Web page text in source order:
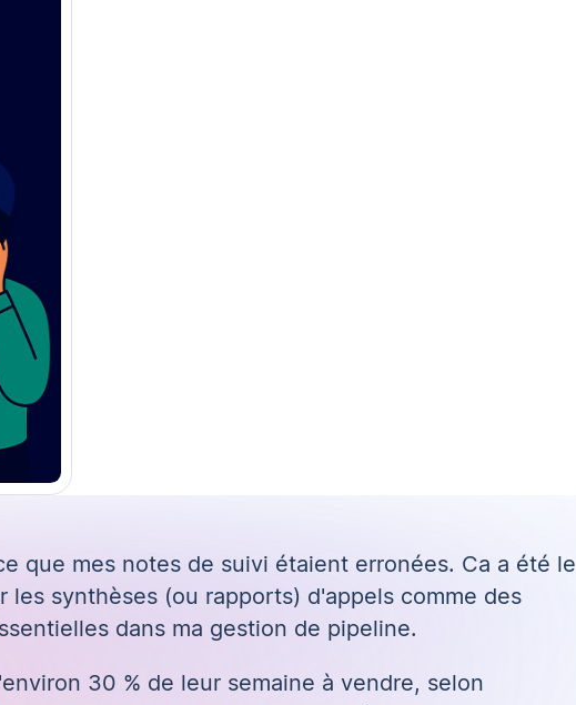
que mes notes de suivi étaient erronées. Ca a été le
synthèses (ou rapports) d'appels comme des
dans ma gestion de pipeline.
30 % de leur semaine à vendre, selon